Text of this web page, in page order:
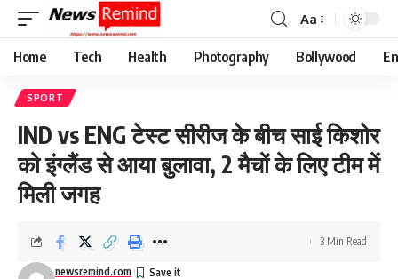
Font
Resizer
Aa
Home Tech Health Photography Bollywood
SPORT
IND vs ENG टेस्ट सीरीज के बीच साई किशोर
को इंग्लैंड से आया बुलावा, 2 मैचों के लिए टीम में
मिली जगह
newsremind.com
3 Min Read